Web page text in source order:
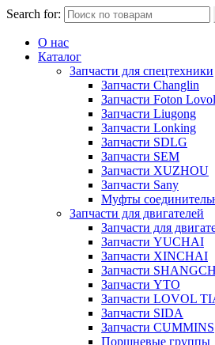
Search for:
О нас
Каталог
Запчасти для спецтехники
Запчасти Changlin
Запчасти Foton Lovol
Запчасти Liugong
Запчасти Lonking
Запчасти SDLG
Запчасти SEM
Запчасти XUZHOU
Запчасти Sany
Муфты
Запчасти для двигателей
Запчасти для
Запчасти YUCHAI
Запчасти XINCHAI
Запчасти
Запчасти YTO
Запчасти LOVOL
Запчасти SIDA
Запчасти CUMMINS
Поршневые группы